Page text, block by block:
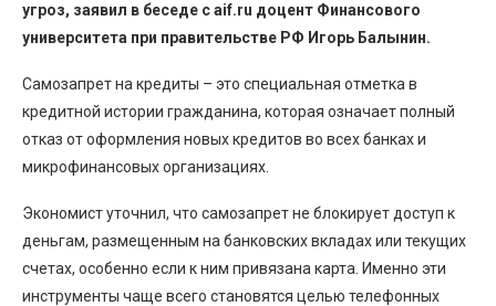
угроз, заявил в беседе с aif.ru доцент Финансового
университета при правительстве РФ Игорь Балынин.
Самозапрет на кредиты – это специальная отметка в
кредитной истории гражданина, которая означает полный
отказ от оформления новых кредитов во всех банках и
микрофинансовых организациях.
Экономист уточнил, что самозапрет не блокирует доступ к
деньгам, размещенным на банковских вкладах или текущих
счетах, особенно если к ним привязана карта. Именно эти
инструменты чаще всего становятся целью телефонных